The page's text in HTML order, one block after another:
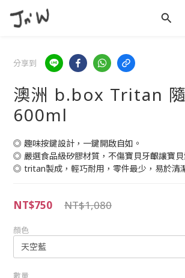
分享到
澳洲 b.box Tritan
600ml
◎ 趣味按鍵設計，一鍵開啟自如。
◎ 嚴選食品級矽膠材質，不傷寶貝牙齦讓寶貝
◎ tritan製成，輕巧耐用，零件最少，易於清
NT$1,080
NT$750
顏色
數量